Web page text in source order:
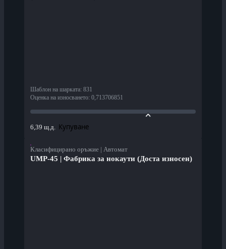
Шаблон на шарката: 831
Оценка на износването: 0,713706851
6,39 щ.д. Купуване
Класифицирано оръжие | Автомат
UMP-45 | Фабрика за нокаути (Доста износен)